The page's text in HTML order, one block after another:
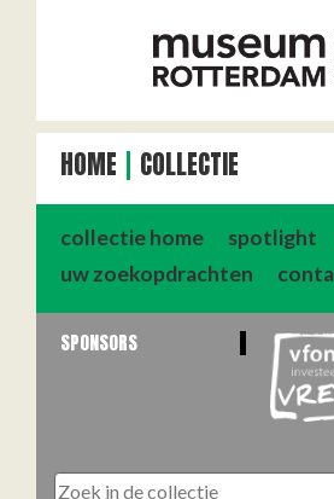
HOME COLLECTIE
collectie home spotlight
uw zoekopdrachten
SPONSORS